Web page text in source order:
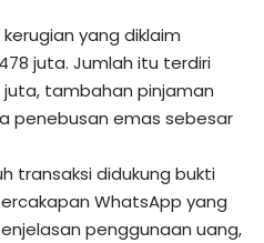
yang diklaim
juta. Jumlah itu terdiri
juta, tambahan pinjaman
penebusan emas sebesar
transaksi didukung bukti
WhatsApp yang
penggunaan uang,